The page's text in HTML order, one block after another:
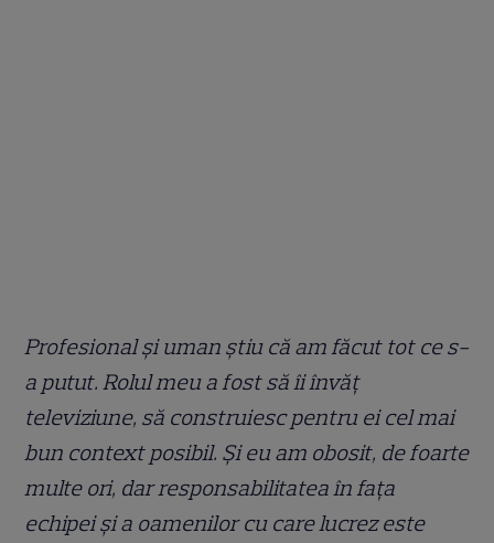
Profesional și uman știu că am făcut tot ce s-
a putut. Rolul meu a fost să îi învăț
televiziune, să construiesc pentru ei cel mai
bun context posibil. Și eu am obosit, de foarte
multe ori, dar responsabilitatea în fața
echipei și a oamenilor cu care lucrez este